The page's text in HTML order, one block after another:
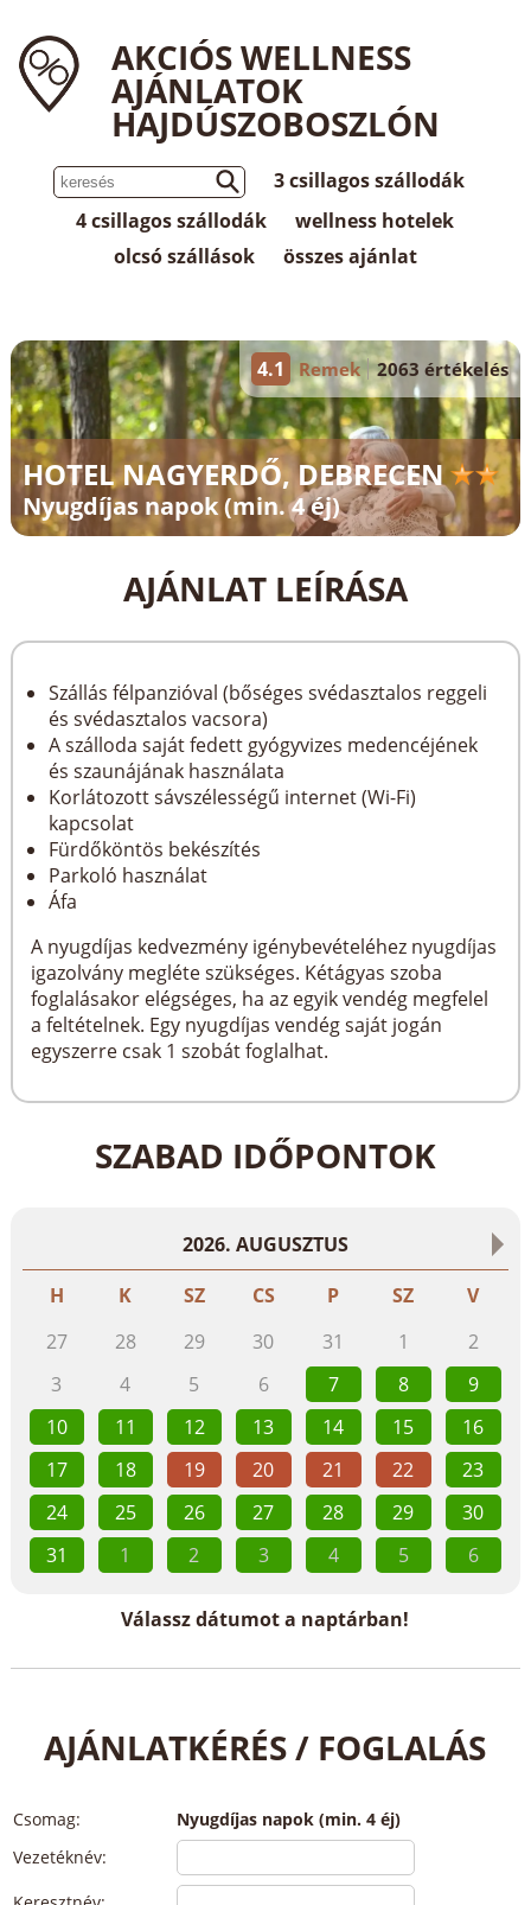
AKCIÓS WELLNESS
AJÁNLATOK
HAJDÚSZOBOSZLÓN
3 csillagos szállodák
4 csillagos szállodák
wellness hotelek
olcsó szállások
összes ajánlat
HOTEL NAGYERDŐ, DEBRECEN
Nyugdíjas napok (min. 4 éj)
4.1 Remek 2063 értékelés
AJÁNLAT LEÍRÁSA
Szállás félpanzióval (bőséges svédasztalos reggeli
és svédasztalos vacsora)
A szálloda saját fedett gyógyvizes medencéjének
és szaunájának használata
Korlátozott sávszélességű internet (Wi-Fi)
kapcsolat
Fürdőköntös bekészítés
Parkoló használat
Áfa
A nyugdíjas kedvezmény igénybevételéhez nyugdíjas
igazolvány megléte szükséges. Kétágyas szoba
foglalásakor elégséges, ha az egyik vendég megfelel
a feltételnek. Egy nyugdíjas vendég saját jogán
egyszerre csak 1 szobát foglalhat.
SZABAD IDŐPONTOK
2026. AUGUSZTUS
H
K SZ CS P SZ
V
27
28 29 30 31 1
2
3
4 5 6 7 8
9
10
11 12 13 14 15
16
17
18 19 20 21 22
23
24
25 26 27 28 29
30
31
1 2 3 4 5 6
Válassz dátumot a naptárban!
AJÁNLATKÉRÉS / FOGLALÁS
Csomag:
Nyugdíjas napok (min. 4 éj)
Vezetéknév: